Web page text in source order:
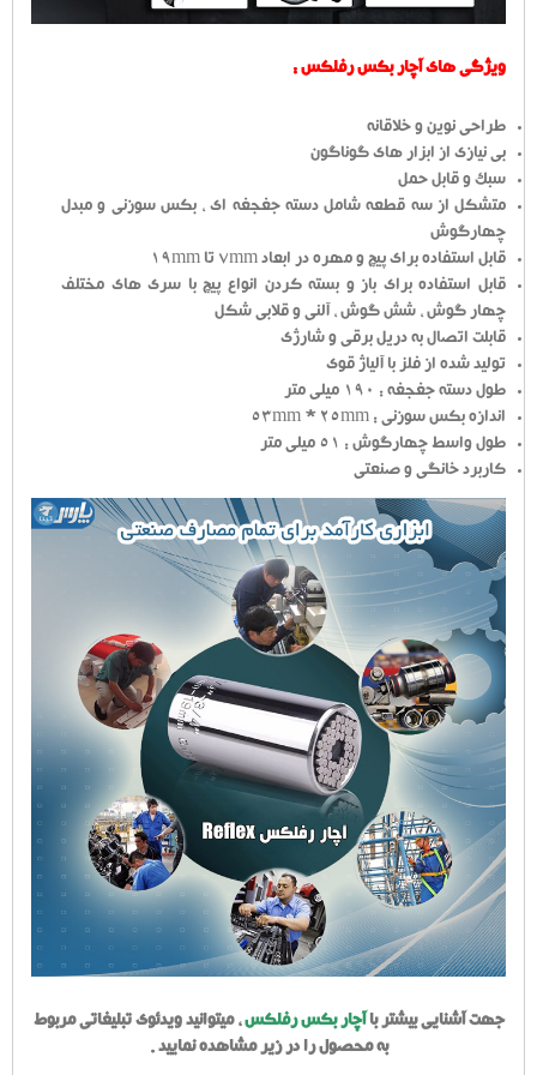
ویژگی های آچار بکس رفلکس :
طراحی نوین و خلاقانه
بی نیازی از ابزار های گوناگون
سبک و قابل حمل
متشکل از سه قطعه شامل دسته جغجغه ای ، بکس سوزنی و مبدل
چهارگوش
قابل استفاده برای پیچ و مهره در ابعاد 7mm تا 19mm
قابل استفاده برای باز و بسته کردن انواع پیچ با سری های مختلف
چهار گوش ، شش گوش ، آلنی و قلابی شکل
قابلت اتصال به دریل برقی و شارژی
تولید شده از فلز با آلیاژ قوی
طول دسته جغجغه : 190 میلی متر
اندازه بکس سوزنی : 53mm * 25mm
طول واسط چهارگوش : 51 میلی متر
کاربرد خانگی و صنعتی
جهت آشنایی بیشتر باآچار بکس رفلکس، میتوانید ویدئوی تبلیغاتی مربوط
به محصول را در زیر مشاهده نمایید .